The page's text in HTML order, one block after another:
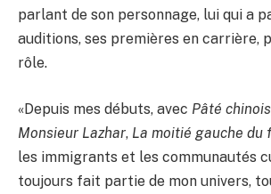
parlant de son personnage, lui qui a
auditions, ses premières en carrière,
rôle.
«Depuis mes débuts, avec Pâté chinois
Monsieur Lazhar, La moitié gauche du
les immigrants et les communautés
toujours fait partie de mon univers,